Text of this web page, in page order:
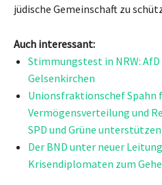
jüdische Gemeinschaft zu
Auch interessant:
Stimmungstest in NRW:
Gelsenkirchen
Unionsfraktionschef Spahn
Vermögensverteilung und
SPD und Grüne
Der BND unter neuer
Krisendiplomaten zum